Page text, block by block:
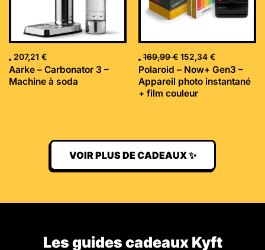
207,21 €
Aarke – Carbonator 3 –
Machine à soda
169,99€ 152,34 €
Polaroid – Now+ Gen3 –
Appareil photo instantané
+ film couleur
VOIR PLUS DE CADEAUX ✨
Les guides cadeaux Kyft​